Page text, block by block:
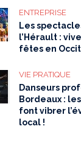
ENTREPRISE
Les
l’Hérault :
fêtes en
VIE PRATIQUE
Danseurs
Bordeaux :
font vibrer
local !